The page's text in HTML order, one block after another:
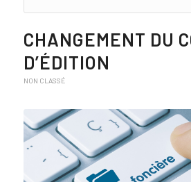
CHANGEMENT DU
D’ÉDITION
NON CLASSÉ